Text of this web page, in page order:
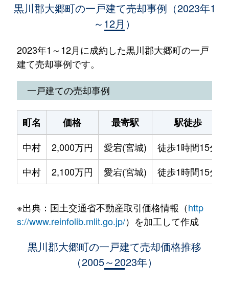
黒川郡大郷町の一戸建て売却事例（2023年1
～12月）
2023年1～12月に成約した黒川郡大郷町の一戸
建て売却事例です。
一戸建ての売却事例
町名 価格 最寄駅
駅徒歩
中村
2,000万円 愛宕(宮城)
徒歩1時間15分
中村
2,100万円 愛宕(宮城) 徒歩1時間15分
※出典：国土交通省不動産取引価格情報（http
s://www.reinfolib.mlit.go.jp/）を加工して作成
黒川郡大郷町の一戸建て売却価格推移
（2005～2023年）